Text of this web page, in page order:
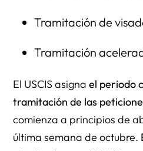
Tramitación de
Tramitación
El USCIS asignael periodo
tramitación de las
comienza a principios de
última semana de octubre.